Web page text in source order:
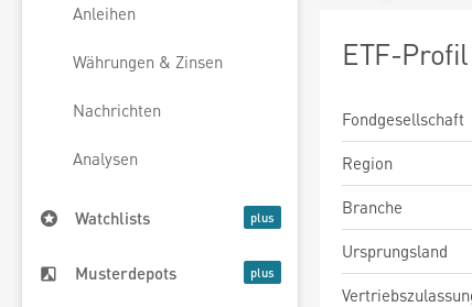
Anleihen
Währungen & Zinsen
Nachrichten
Analysen
Watchlists
Musterdepots
ETF-Profil
Fondgesellschaft
Region
Branche
Ursprungsland